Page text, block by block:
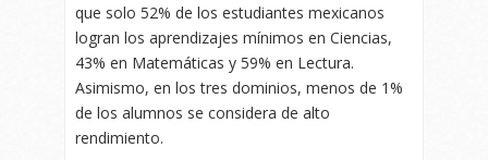
que solo 52% de los estudiantes mexicanos
logran los aprendizajes mínimos en Ciencias,
43% en Matemáticas y 59% en Lectura.
Asimismo, en los tres dominios, menos de 1%
de los alumnos se considera de alto
rendimiento.